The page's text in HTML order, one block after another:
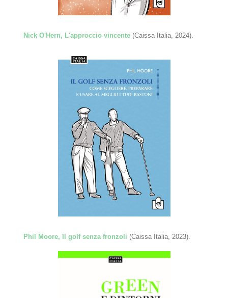
Nick O'Hern, L'approccio vincente(Caissa Italia, 2024).
Phil Moore, Il golf senza fronzoli(Caissa Italia, 2023).